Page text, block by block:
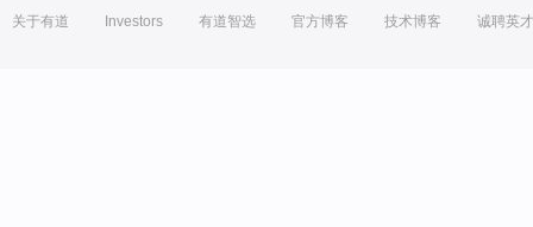
关于有道 Investors 有道智选 官方博客 技术博客 诚聘英才